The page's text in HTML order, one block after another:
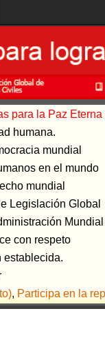
para la Paz Eterna
humana.
mundial
en el mundo
mundial
Legislación Global
Mundial
con respeto
establecida.
, Participa en la